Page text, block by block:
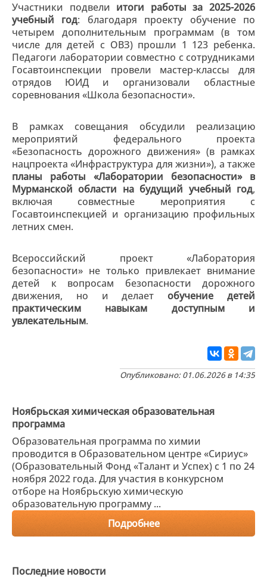
Участники подвели итоги работы за 2025-2026
учебный год: благодаря проекту обучение по
четырем дополнительным программам (в том
числе для детей с ОВЗ) прошли 1 123 ребенка.
Педагоги лаборатории совместно с сотрудниками
Госавтоинспекции провели мастер-классы для
отрядов ЮИД и организовали областные
соревнования «Школа безопасности».
В рамках совещания обсудили реализацию
мероприятий федерального проекта
«Безопасность дорожного движения» (в рамках
нацпроекта «Инфраструктура для жизни»), а также
планы работы «Лаборатории безопасности» в
Мурманской области на будущий учебный год,
включая совместные мероприятия с
Госавтоинспекцией и организацию профильных
летних смен.
Всероссийский проект «Лаборатория
безопасности» не только привлекает внимание
детей к вопросам безопасности дорожного
движения, но и делает обучение детей
практическим навыкам доступным и
увлекательным.
Опубликовано: 01.06.2026 в 14:35
Ноябрьская химическая образовательная
программа
Образовательная программа по химии
проводится в Образовательном центре «Сириус»
(Образовательный Фонд «Талант и Успех) с 1 по 24
ноября 2022 года. Для участия в конкурсном
отборе на Ноябрьскую химическую
образовательную программу ...
Подробнее
Последние новости